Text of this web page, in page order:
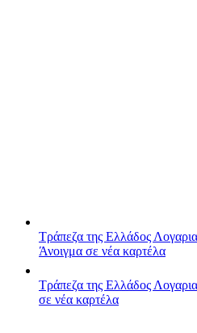
Τράπεζα της Ελλάδος
Άνοιγμα σε νέα καρτέλα
Τράπεζα της Ελλάδος
σε νέα καρτέλα